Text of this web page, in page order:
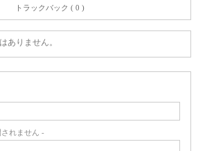
トラックバック ( 0 )
ありません。
れません -